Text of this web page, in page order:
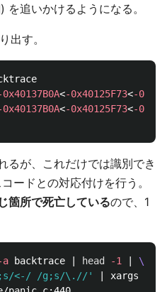
) を追いかけるようになる。
出す。
0x40137B0A<-0x40125F73<-
0x40137B0A<-0x40125F73<-
るが、これだけでは識別でき
ードとの対応付けを行う。
箇所で死亡しているので、1
a backtrace | head -1
\
;s/<-/ /g;s/\.//'
| xargs